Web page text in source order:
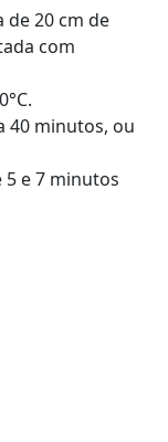
de 20 cm de
com
40 minutos, ou
e 7 minutos